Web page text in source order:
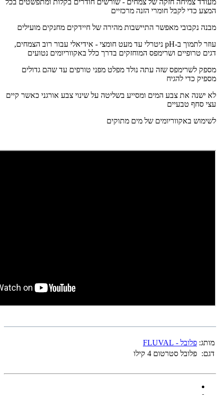
מעודד צמיחה חזקה של צמחים - שורשים חודרים בקלות ומתפשטים בכל
המצע כדי לקבל חומרי הזנה מרכזיים
מבנה נקבובי מאפשר התיישבות מהירה של חיידקים מחנקים מועילים
עוזר לתמוך ב-pH ניטרלי עד מעט חומצי - אידיאלי עבור רוב הצמחים,
דגים טרופיים ושרימפס המוחזקים בדרך כלל באקווריומים נטועים
מספק לשרימפס שזה עתה נולד מפלט מפני טורפים עד שהם גדולים
מספיק כדי להגיח
לא ישנה את צבע המים ומסייע בשליטה על שינוי צבע אורגני כאשר קיים
עצי סחף טבעיים
לשימוש באקווריומים של מים מתוקים
מותג: פלובל - FLUVAL
דגם: פלובל סטרטום 4 קילו